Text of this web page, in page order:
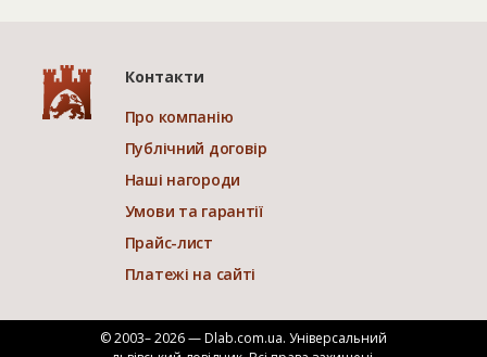
Контакти
Про компанію
Публічний договір
Наші нагороди
Умови та гарантії
Прайс-лист
Платежі на сайті
© 2003– 2026 — Dlab.com.ua. Універсальний